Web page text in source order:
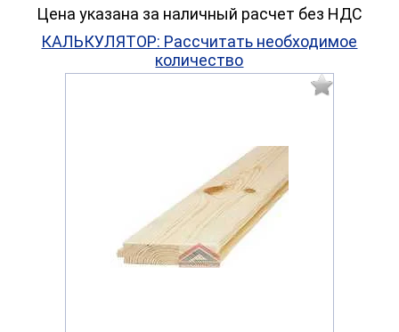
Цена указана за наличный расчет без НДС
КАЛЬКУЛЯТОР: Рассчитать необходимое
количество